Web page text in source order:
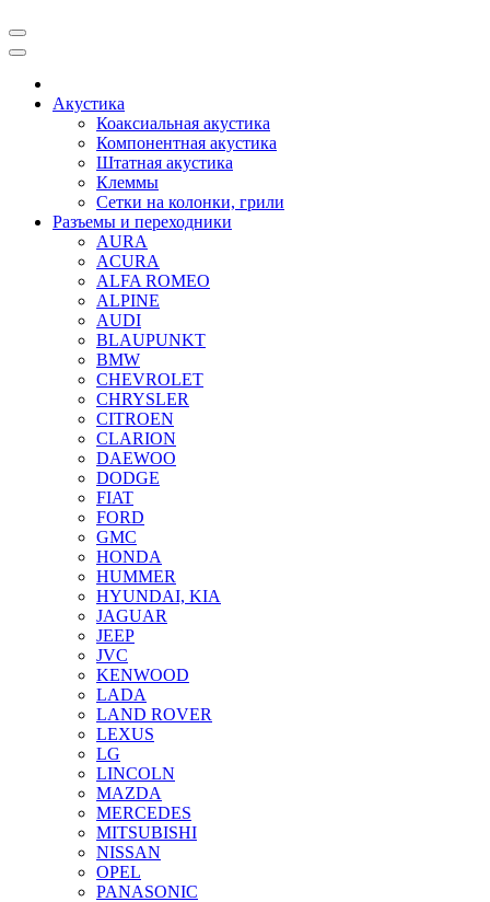
Акустика
Коаксиальная акустика
Компонентная акустика
Штатная акустика
Клеммы
Сетки на колонки, грили
Разъемы и переходники
AURA
ACURA
ALFA ROMEO
ALPINE
AUDI
BLAUPUNKT
BMW
CHEVROLET
CHRYSLER
CITROEN
CLARION
DAEWOO
DODGE
FIAT
FORD
GMC
HONDA
HUMMER
HYUNDAI, KIA
JAGUAR
JEEP
JVC
KENWOOD
LADA
LAND ROVER
LEXUS
LG
LINCOLN
MAZDA
MERCEDES
MITSUBISHI
NISSAN
OPEL
PANASONIC